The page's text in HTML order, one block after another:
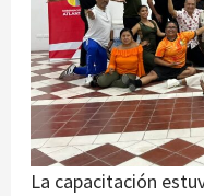
La capacitación